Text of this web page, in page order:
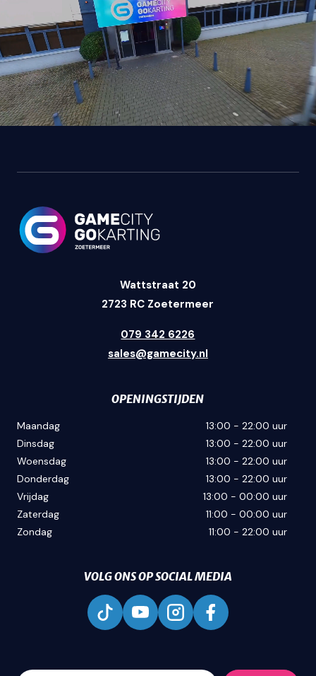
VOLG ONS OP SOCIAL MEDIA
Wattstraat 20
2723 RC Zoetermeer
079 342 6226
sales@gamecity.nl
OPENINGSTIJDEN
Maandag
13:00 - 22:00 uur
Dinsdag
13:00 - 22:00 uur
Woensdag
13:00 - 22:00 uur
Donderdag
13:00 - 22:00 uur
Vrijdag
13:00 - 00:00 uur
Zaterdag
11:00 - 00:00 uur
Zondag
11:00 - 22:00 uur